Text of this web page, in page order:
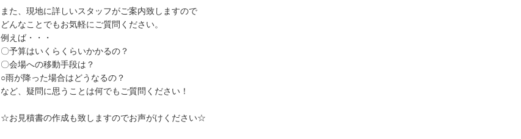
また、現地に詳しいスタッフがご案内致しますので
どんなことでもお気軽にご質問ください。
例えば・・・
〇予算はいくらくらいかかるの？
〇会場への移動手段は？
○雨が降った場合はどうなるの？
など、疑問に思うことは何でもご質問ください！
☆お見積書の作成も致しますのでお声がけください☆